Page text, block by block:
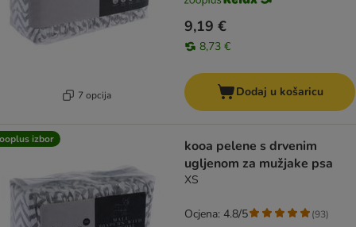
7 opcija
9,19 €
8,73 €
Dodaj u košaricu
izbor
kooa pelene s drvenim
ugljenom za mužjake psa
XS
Ocjena: 4.8/5 (93)